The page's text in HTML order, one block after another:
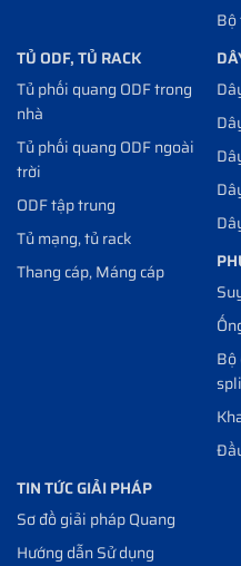
TỦ ODF, TỦ RACK
Tủ phối quang ODF trong
nhà
Tủ phối quang ODF ngoài
trời
ODF tập trung
Tủ mạng, tủ rack
Thang cáp, Máng cáp
Bộ
TIN TỨC GIẢI PHÁP
Sơ đồ giải pháp Quang
Hướng dẫn Sử dụng